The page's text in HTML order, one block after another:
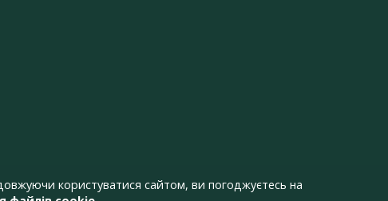
користуватися сайтом, ви погоджуєтесь на